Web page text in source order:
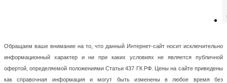
Обращаем ваше внимание на то, что данный Интернет-сайт носит исключительно
информационный характер и ни при каких условиях не является публичной
офертой, определяемой положениями Статьи 437 ГК РФ. Цены на сайте приведены
как справочная информация и могут быть изменены в любое время без